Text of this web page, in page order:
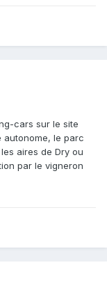
cars sur le site
autonome, le parc
aires de Dry ou
par le vigneron